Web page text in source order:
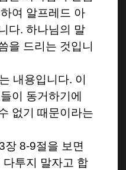
여 알프레드 아
다. 하나님의 말
을 드리는 것입니
내용입니다. 이
이 동거하기에
없기 때문이라는
장8-9절을 보면
다투지 말자고 합